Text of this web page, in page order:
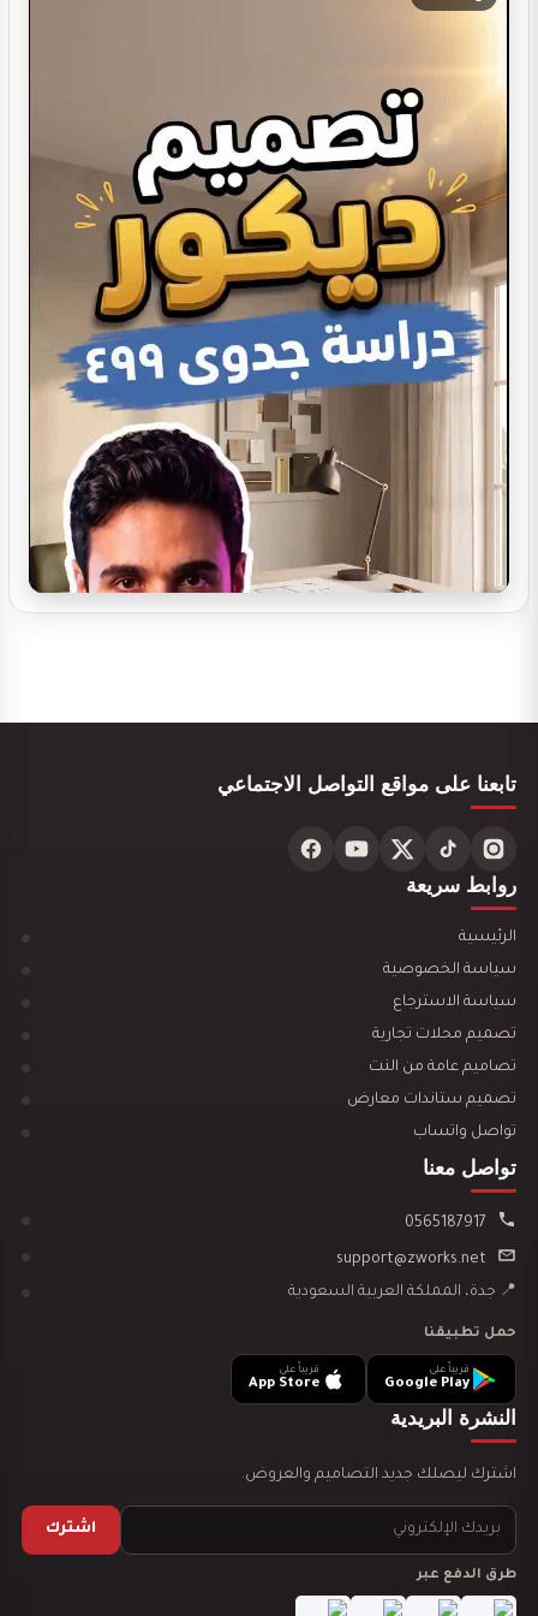
دراسة جدوى لمشروعك
تصميم ديكور كوفي شوب
تصميم ديكور صيدلية مستلزمات العناية
تصميم ديكور مركز تجميل نسائي فاخر وأنيق
تصميم ديكور محل ألعاب أطفال مودرن
تصميم ديكور مكتبة وقرطاسية يجذب العملاء ويزيد…
تصميم ديكور سينما منزلية
تابعنا على مواقع التواصل الاجتماعي
روابط سريعة
الرئيسية
سياسة الخصوصية
سياسة الاسترجاع
تصميم محلات تجارية
تصاميم عامة من النت
تصميم ستاندات معارض
تواصل واتساب
تواصل معنا
📍 جدة، المملكة العربية السعودية
حمل تطبيقنا
قريباً على
Google Play
قريباً على
App Store
النشرة البريدية
اشترك ليصلك جديد التصاميم والعروض.
اشترك
طرق الدفع عبر